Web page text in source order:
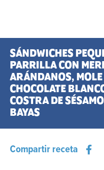
SÁNDWICHES
PARRILLA CON
ARÁNDANOS, MOLE
CHOCOLATE
COSTRA DE
BAYAS
Compartir receta